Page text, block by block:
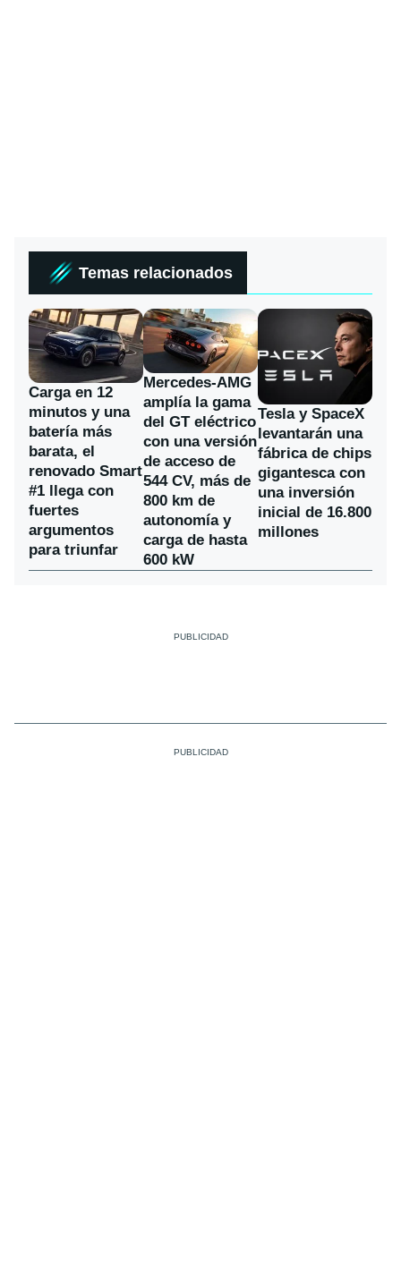
Temas relacionados
Carga en 12
minutos y una
batería más
barata, el
renovado Smart
#1 llega con
fuertes
argumentos
para triunfar
Mercedes-AMG
amplía la gama
del GT eléctrico
con una versión
de acceso de
544 CV, más de
800 km de
autonomía y
carga de hasta
600 kW
Tesla y SpaceX
levantarán una
fábrica de chips
gigantesca con
una inversión
inicial de 16.800
millones